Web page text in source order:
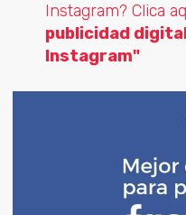
Instagram? Clica
publicidad
Instagram"